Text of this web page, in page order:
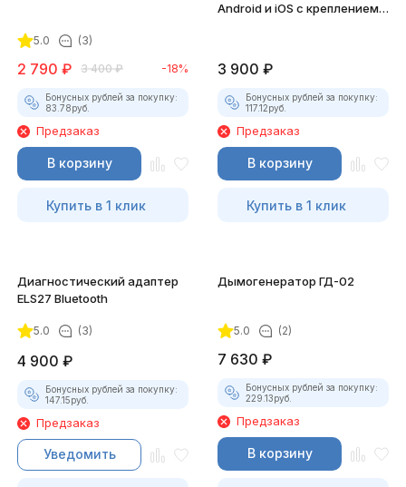
5.0 (3)
2 790 ₽ 3 400 ₽ -18%
Бонусных рублей за покупку:
83.78руб.
Предзаказ
В корзину
Купить в 1 клик
Android и iOS с креплением
3 900 ₽
Бонусных рублей за покупку:
117.12руб.
Предзаказ
В корзину
Купить в 1 клик
Диагностический адаптер
ELS27 Bluetooth
5.0 (3)
4 900 ₽
Бонусных рублей за покупку:
147.15руб.
Предзаказ
Уведомить
Дымогенератор ГД-02
5.0 (2)
7 630 ₽
Бонусных рублей за покупку:
229.13руб.
Предзаказ
В корзину